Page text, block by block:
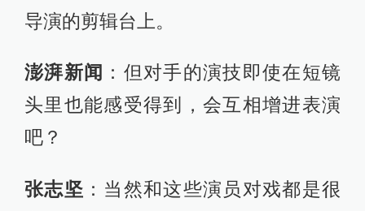
导演的剪辑台上。
澎湃新闻 ：但对手的演技即使在短镜
头里也能感受得到，会互相增进表演
吧？
张志坚 ：当然和这些演员对戏都是很